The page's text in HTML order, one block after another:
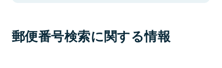
郵便番号検索に関する情報